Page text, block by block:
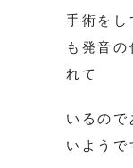
手術をし
も発音
れて
いるので
いようで